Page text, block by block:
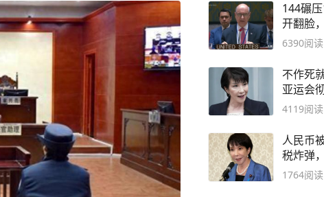
144碾
开翻脸
口恶气
6390阅读
不作死
亚运会
足15%
4119阅读
人民币
税炸弹
惯臭毛病
1764阅读